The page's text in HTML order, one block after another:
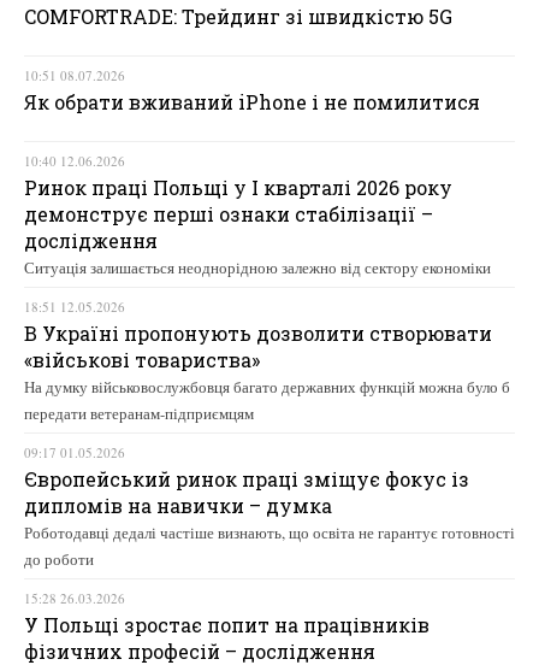
COMFORTRADE: Трейдинг зі швидкістю 5G
10:51 08.07.2026
Як обрати вживаний iPhone і не помилитися
10:40 12.06.2026
Ринок праці Польщі у І кварталі 2026 року
демонструє перші ознаки стабілізації –
дослідження
Ситуація залишається неоднорідною залежно від сектору економіки
18:51 12.05.2026
В Україні пропонують дозволити створювати
«військові товариства»
На думку військовослужбовця багато державних функцій можна було б
передати ветеранам-підприємцям
09:17 01.05.2026
Європейський ринок праці зміщує фокус із
дипломів на навички – думка
Роботодавці дедалі частіше визнають, що освіта не гарантує готовності
до роботи
15:28 26.03.2026
У Польщі зростає попит на працівників
фізичних професій – дослідження